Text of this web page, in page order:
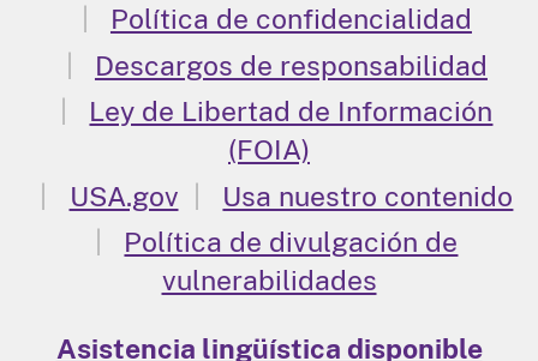
Política de confidencialidad
Descargos de responsabilidad
Ley de Libertad de Información
(FOIA)
USA.gov
Usa nuestro contenido
Política de divulgación de
vulnerabilidades
Asistencia lingüística disponible